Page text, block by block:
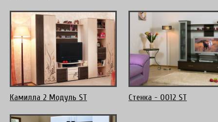
Камилла 2 Модуль ST Стенка - 0012 ST